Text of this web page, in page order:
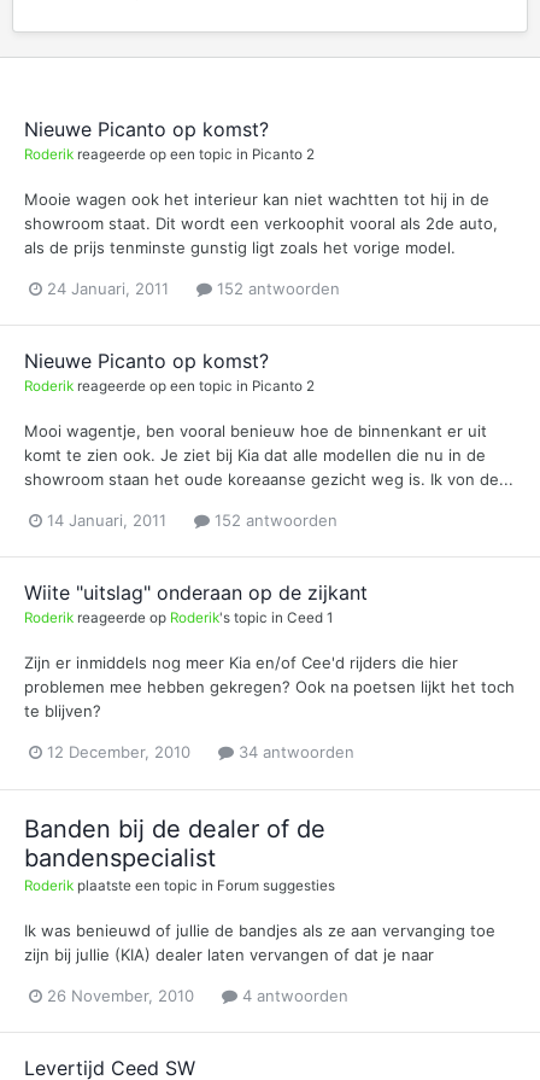
Nieuwe Picanto op komst?
Roderik reageerde op een topic in Picanto 2
Mooie wagen ook het interieur kan niet wachtten tot hij in de
showroom staat. Dit wordt een verkoophit vooral als 2de auto,
als de prijs tenminste gunstig ligt zoals het vorige model.
24 Januari, 2011 152 antwoorden
Nieuwe Picanto op komst?
Roderik reageerde op een topic in Picanto 2
Mooi wagentje, ben vooral benieuw hoe de binnenkant er uit
komt te zien ook. Je ziet bij Kia dat alle modellen die nu in de
showroom staan het oude koreaanse gezicht weg is. Ik von de...
14 Januari, 2011 152 antwoorden
Wiite "uitslag" onderaan op de zijkant
Roderik reageerde op Roderik's topic in Ceed 1
Zijn er inmiddels nog meer Kia en/of Cee'd rijders die hier
problemen mee hebben gekregen? Ook na poetsen lijkt het toch
te blijven?
12 December, 2010 34 antwoorden
Banden bij de dealer of de
bandenspecialist
Roderik plaatste een topic in Forum suggesties
Ik was benieuwd of jullie de bandjes als ze aan vervanging toe
zijn bij jullie (KIA) dealer laten vervangen of dat je naar
26 November, 2010 4 antwoorden
Levertijd Ceed SW